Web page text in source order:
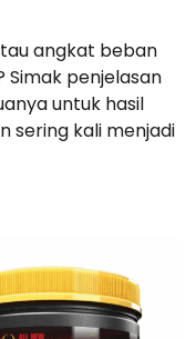
angkat beban
penjelasan
untuk hasil
sering kali menjadi